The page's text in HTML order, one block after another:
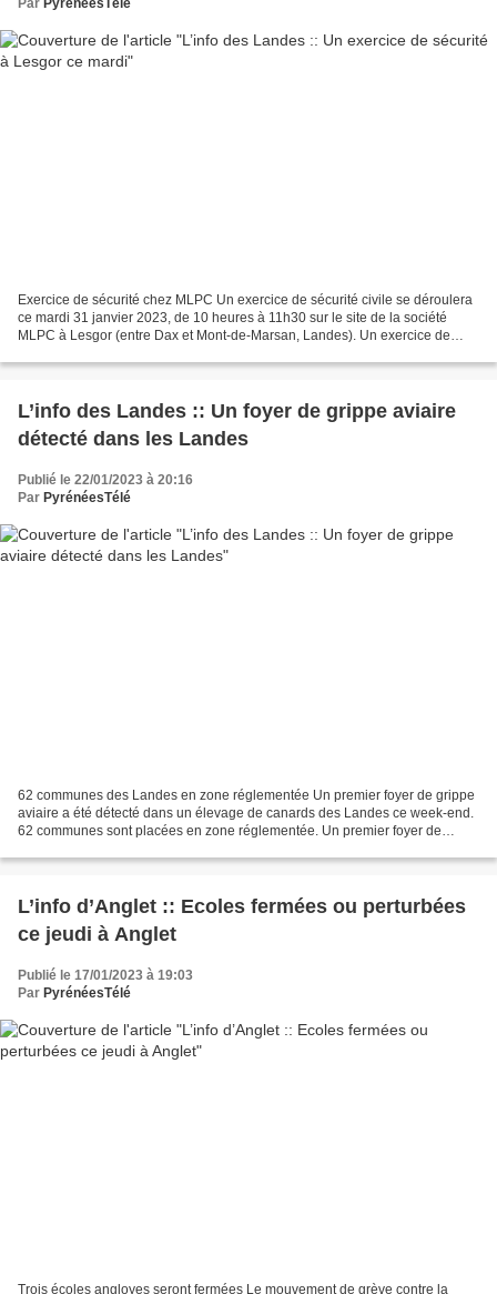
Exercice de sécurité chez MLPC Un exercice de sécurité civile se déroulera
ce mardi 31 janvier 2023, de 10 heures à 11h30 sur le site de la société
MLPC à Lesgor (entre Dax et Mont-de-Marsan, Landes). Un exercice de
L’info des Landes :: Un foyer de grippe aviaire
détecté dans les Landes
Publié le 22/01/2023 à 20:16
Par PyrénéesTélé
62 communes des Landes en zone réglementée Un premier foyer de grippe
aviaire a été détecté dans un élevage de canards des Landes ce week-end.
62 communes sont placées en zone réglementée. Un premier foyer de
L’info d’Anglet :: Ecoles fermées ou perturbées
ce jeudi à Anglet
Publié le 17/01/2023 à 19:03
Par PyrénéesTélé
Trois écoles angloyes seront fermées Le mouvement de grève contre la